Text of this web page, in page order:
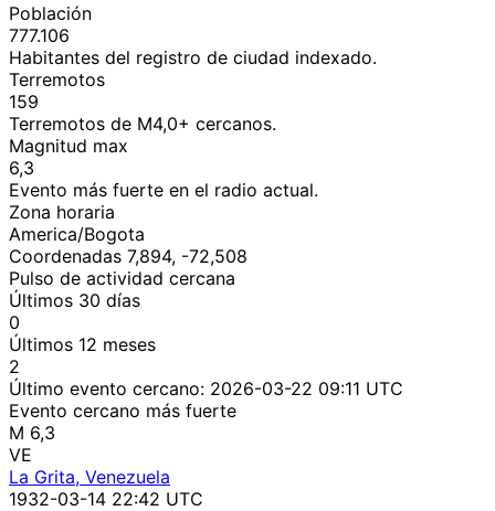
Población
777.106
Habitantes del registro de ciudad indexado.
Terremotos
159
Terremotos de M4,0+ cercanos.
Magnitud max
6,3
Evento más fuerte en el radio actual.
Zona horaria
America/Bogota
Coordenadas 7,894, -72,508
Pulso de actividad cercana
Últimos 30 días
0
Últimos 12 meses
2
Último evento cercano: 2026-03-22 09:11 UTC
Evento cercano más fuerte
M 6,3
VE
La Grita, Venezuela
1932-03-14 22:42 UTC